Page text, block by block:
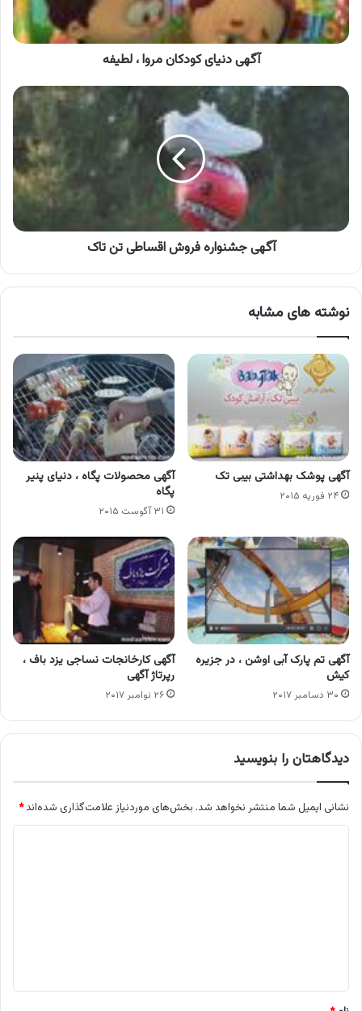
آگهی دنیای کودکان مروا ، لطیفه
آگهی
جشنواره
آگهی جشنواره فروش اقساطی تن تاک
نوشته های مشابه
آگهی پوشک بهداشتی بیبی تک
۲۴ فوریه ۲۰۱۵
آگهی محصولات پگاه ، دنیای پنیر
پگاه
۳۱ آگوست ۲۰۱۵
آگهی تم پارک آبی اوشن ، در جزیره
کیش
۳۰ دسامبر ۲۰۱۷
آگهی کارخانجات نساجی یزد باف ،
رپرتاژ آگهی
۲۶ نوامبر ۲۰۱۷
دیدگاهتان را بنویسید
نشانی ایمیل شما منتشر نخواهد شد. بخش‌های موردنیاز علامت‌گذاری شده‌اند*